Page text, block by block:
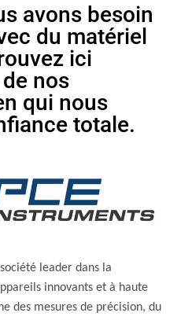
avons besoin
du matériel
ici
nos
qui nous
totale.
leader dans la
innovants et à haute
des mesures de précision, du